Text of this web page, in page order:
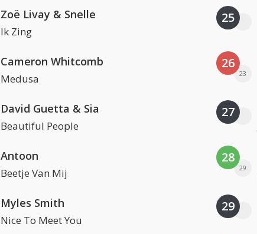
Zoë Livay & Snelle
Ik Zing
Cameron Whitcomb
Medusa
David Guetta & Sia
Beautiful People
Antoon
Beetje Van Mij
Myles Smith
Nice To Meet You
25
26
23
27
28
29
29